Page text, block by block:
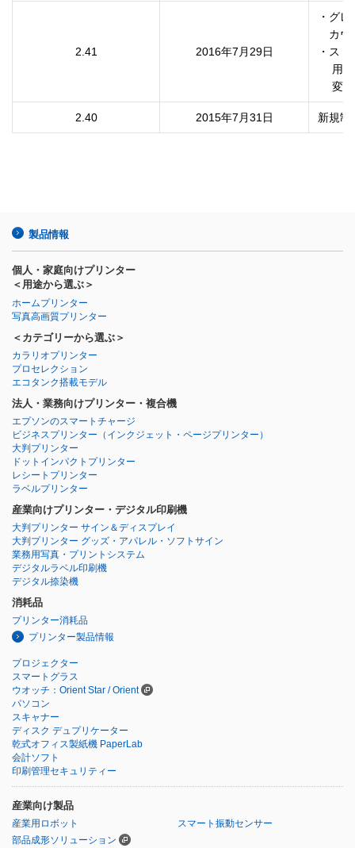
2.41 2016年7月29日
・グ
カウ
・ス
用紙
変更
2.40 2015年7月31日 新規制
製品情報
個人・家庭向けプリンター
＜用途から選ぶ＞
ホームプリンター
写真高画質プリンター
＜カテゴリーから選ぶ＞
カラリオプリンター
プロセレクション
エコタンク搭載モデル
法人・業務向けプリンター・複合機
エプソンのスマートチャージ
ビジネスプリンター （インクジェット・ページプリンター）
大判プリンター
ドットインパクトプリンター
レシートプリンター
ラベルプリンター
産業向けプリンター・デジタル印刷機
大判プリンター サイン＆ディスプレイ
大判プリンター グッズ・アパレル・ソフトサイン
業務用写真・プリントシステム
デジタルラベル印刷機
デジタル捺染機
消耗品
プリンター消耗品
プリンター製品情報
プロジェクター
スマートグラス
ウオッチ：Orient Star / Orient
パソコン
スキャナー
ディスク デュプリケーター
乾式オフィス製紙機 PaperLab
会計ソフト
印刷管理セキュリティー
産業向け製品
産業用ロボット
スマート振動センサー
部品成形ソリューション